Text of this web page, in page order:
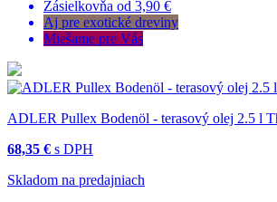
Zásielkovňa od 3,90 €
Aj pre exotické dreviny
Miešame pre Vás
ADLER Pullex Bodenöl - terasový olej 2.5 l
68,35 € s DPH
Skladom na predajniach